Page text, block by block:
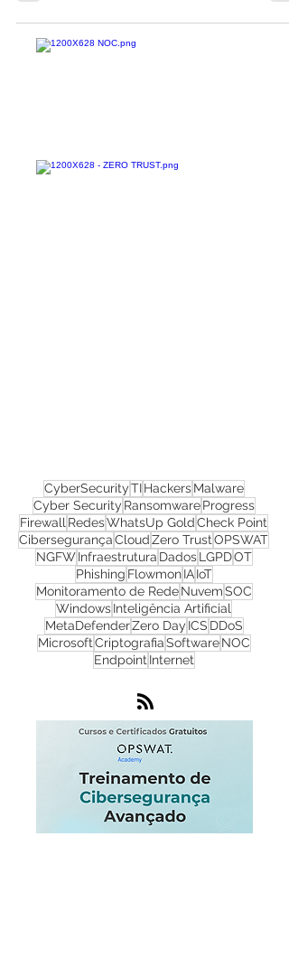
CyberSecurityTIHackersMalware
Cyber SecurityRansomwareProgress
FirewallRedesWhatsUp GoldCheck Point
CibersegurançaCloudZero TrustOPSWAT
NGFWInfraestruturaDadosLGPDOT
PhishingFlowmonIAIoT
Monitoramento de RedeNuvemSOC
WindowsInteligência Artificial
MetaDefenderZero DayICS
EndpointInternet